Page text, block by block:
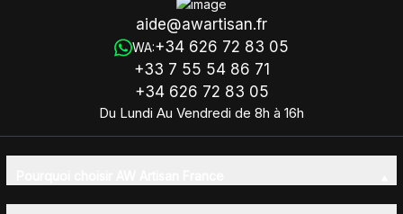
aide@awartisan.fr
WA:+34 626 72 83 05
+33 7 55 54 86 71
+34 626 72 83 05
Du Lundi Au Vendredi de 8h à 16h